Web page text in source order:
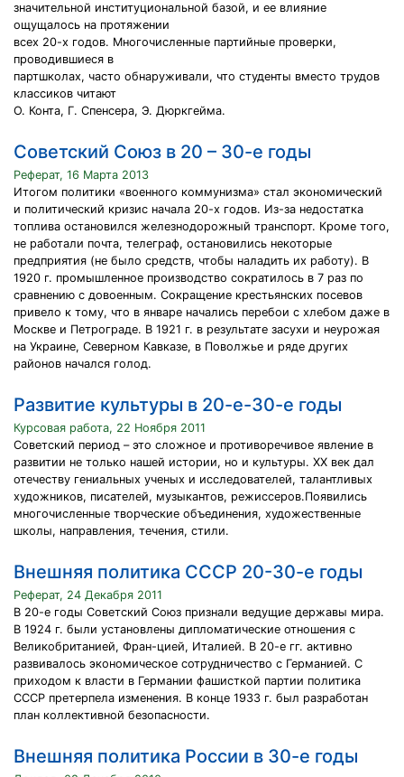
значительной институциональной базой, и ее влияние
ощущалось на протяжении
всех 20-х годов. Многочисленные партийные проверки,
проводившиеся в
партшколах, часто обнаруживали, что студенты вместо трудов
классиков читают
О. Конта, Г. Спенсера, Э. Дюркгейма.
Советский Союз в 20 – 30-е годы
Реферат, 16 Марта 2013
Итогом политики «военного коммунизма» стал экономический
и политический кризис начала 20-х годов. Из-за недостатка
топлива остановился железнодорожный транспорт. Кроме того,
не работали почта, телеграф, остановились некоторые
предприятия (не было средств, чтобы наладить их работу). В
1920 г. промышленное производство сократилось в 7 раз по
сравнению с довоенным. Сокращение крестьянских посевов
привело к тому, что в январе начались перебои с хлебом даже в
Москве и Петрограде. В 1921 г. в результате засухи и неурожая
на Украине, Северном Кавказе, в Поволжье и ряде других
районов начался голод.
Развитие культуры в 20-е-30-е годы
Курсовая работа, 22 Ноября 2011
Советский период – это сложное и противоречивое явление в
развитии не только нашей истории, но и культуры. ХХ век дал
отечеству гениальных ученых и исследователей, талантливых
художников, писателей, музыкантов, режиссеров.Появились
многочисленные творческие объединения, художественные
школы, направления, течения, стили.
Внешняя политика СССР 20-30-е годы
Реферат, 24 Декабря 2011
В 20-е годы Советский Союз признали ведущие державы мира.
В 1924 г. были установлены дипломатические отношения с
Великобританией, Фран-цией, Италией. В 20-е гг. активно
развивалось экономическое сотрудничество с Германией. С
приходом к власти в Германии фашисткой партии политика
СССР претерпела изменения. В конце 1933 г. был разработан
план коллективной безопасности.
Внешняя политика России в 30-е годы